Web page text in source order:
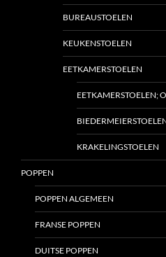
BUREAUSTOELEN
KEUKENSTOELEN
EETKAMERSTOELEN
EETKAMERSTOELEN;
KRAKELINGSTOELEN
POPPEN
POPPEN ALGEMEEN
FRANSE POPPEN
DUITSE POPPEN